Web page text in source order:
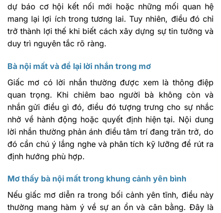
dự báo cơ hội kết nối mới hoặc những mối quan hệ
mang lại lợi ích trong tương lai. Tuy nhiên, điều đó chỉ
trở thành lợi thế khi biết cách xây dựng sự tin tưởng và
duy trì nguyên tắc rõ ràng.
Bà nội mất và để lại lời nhắn trong mơ
Giấc mơ có lời nhắn thường được xem là thông điệp
quan trọng. Khi chiêm bao người bà không còn và
nhắn gửi điều gì đó, điều đó tượng trưng cho sự nhắc
nhở về hành động hoặc quyết định hiện tại. Nội dung
lời nhắn thường phản ánh điều tâm trí đang trăn trở, do
đó cần chú ý lắng nghe và phân tích kỹ lưỡng để rút ra
định hướng phù hợp.
Mơ thấy bà nội mất trong khung cảnh yên bình
Nếu giấc mơ diễn ra trong bối cảnh yên tĩnh, điều này
thường mang hàm ý về sự an ổn và cân bằng. Đây là